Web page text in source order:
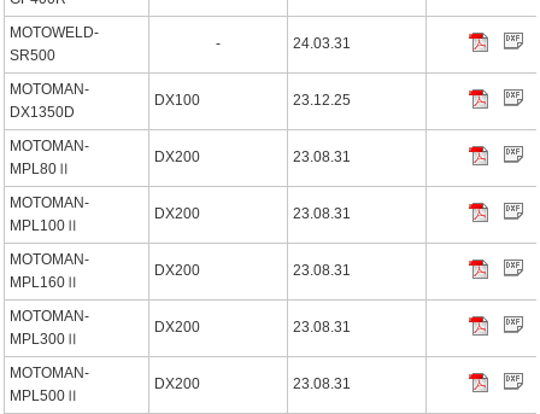
MOTOWELD-
SR500
- 24.03.31
MOTOMAN-
DX1350D
DX100 23.12.25
MOTOMAN-
MPL80Ⅱ
DX200 23.08.31
MOTOMAN-
MPL100Ⅱ
DX200 23.08.31
MOTOMAN-
MPL160Ⅱ
DX200 23.08.31
MOTOMAN-
MPL300Ⅱ
DX200 23.08.31
MOTOMAN-
MPL500Ⅱ
DX200 23.08.31